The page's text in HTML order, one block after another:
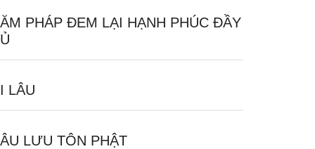
PHÁP ĐEM LẠI HẠNH PHÚC ĐẦY
LÂU
LƯU TÔN PHẬT